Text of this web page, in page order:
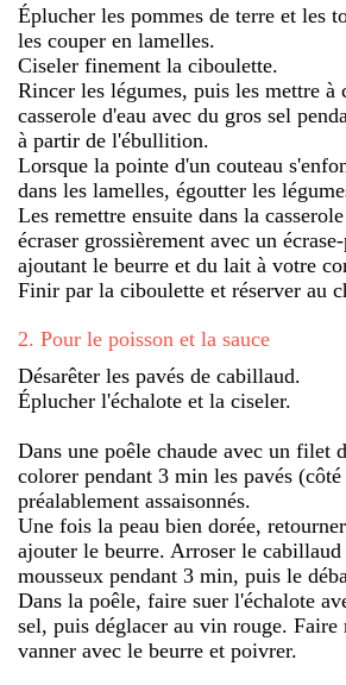
Éplucher les pommes de terre et les
les couper en lamelles.
Ciseler finement la ciboulette.
Rincer les légumes, puis les mettre à
casserole d'eau avec du gros sel
à partir de l'ébullition.
Lorsque la pointe d'un couteau
dans les lamelles, égoutter les
Les remettre ensuite dans la
écraser grossièrement avec un
ajoutant le beurre et du lait à votre
Finir par la ciboulette et réserver au
2. Pour le poisson et la sauce
Désarêter les pavés de cabillaud.
Éplucher l'échalote et la ciseler.
Dans une poêle chaude avec un filet
colorer pendant 3 min les pavés (côté
préalablement assaisonnés.
Une fois la peau bien dorée,
ajouter le beurre. Arroser le cabillaud
mousseux pendant 3 min, puis le
Dans la poêle, faire suer l'échalote
sel, puis déglacer au vin rouge.
vanner avec le beurre et poivrer.